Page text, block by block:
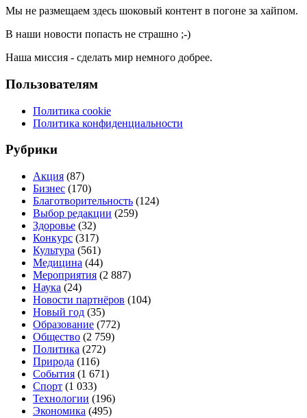
Мы не размещаем здесь шоковый контент в погоне за хайпом.
В наши новости попасть не страшно ;-)
Наша миссия - сделать мир немного добрее.
Пользователям
Политика cookie
Политика конфиденциальности
Рубрики
Акция (87)
Бизнес (170)
Благотворительность (124)
Выбор редакции (259)
Здоровье (32)
Конкурс (317)
Культура (561)
Медицина (44)
Мероприятия (2 887)
Наука (24)
Новости партнёров (104)
Новый год (35)
Образование (772)
Общество (2 759)
Политика (272)
Природа (116)
События (1 671)
Спорт (1 033)
Технологии (196)
Экономика (495)